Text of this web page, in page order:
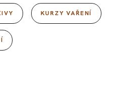
KURZY VAŘENÍ